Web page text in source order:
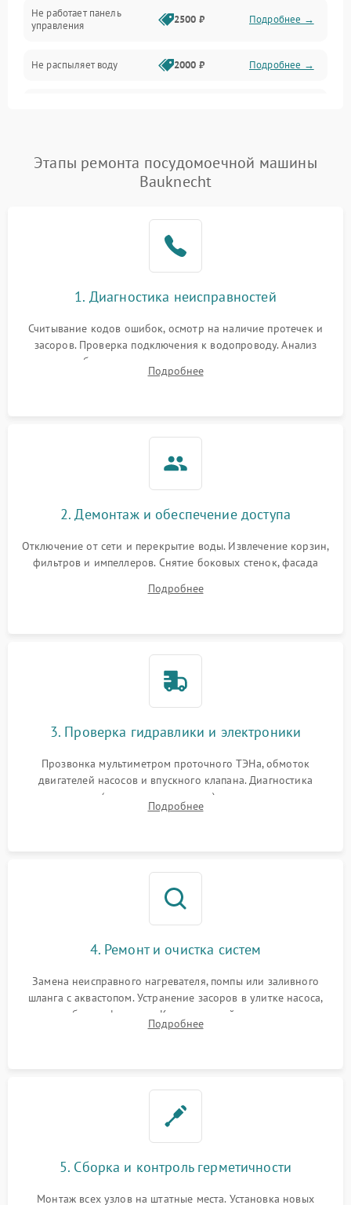
Гигиена
Программное обеспечение
Не работает панель
управления
2500 ₽ Подробнее →
Не распыляет воду 2000 ₽ Подробнее →
Проблемы с набором
воды
1800 ₽ Подробнее →
1700 ₽
циркуляционным насосом
2100 ₽ Подробнее →
Этапы ремонта посудомоечной машины
Bauknecht
1. Диагностика неисправностей
Считывание кодов ошибок, осмотр на наличие протечек и
засоров. Проверка подключения к водопроводу. Анализ
жалоб на отсутствие слива, нагрева, вращения
разбрызгивателей или срабатывание системы защиты
Подробнее
2. Демонтаж и обеспечение доступа
Отключение от сети и перекрытие воды. Извлечение корзин,
фильтров и импеллеров. Снятие боковых стенок, фасада
циркуляционному насосу, ТЭНу и сливной помпе.
Подробнее
3. Проверка гидравлики и электроники
Прозвонка мультиметром проточного ТЭНа, обмоток
двигателей насосов и впускного клапана. Диагностика
прессостата (датчика уровня воды), датчика мутности,
концевика дверцы и электронного модуля управления.
Подробнее
4. Ремонт и очистка систем
Замена неисправного нагревателя, помпы или заливного
шланга с аквастопом. Устранение засоров в улитке насоса,
патрубках и фильтрах. Компонентный ремонт платы
управления, восстановление поврежденной проводки.
Подробнее
5. Сборка и контроль герметичности
Монтаж всех узлов на штатные места. Установка новых